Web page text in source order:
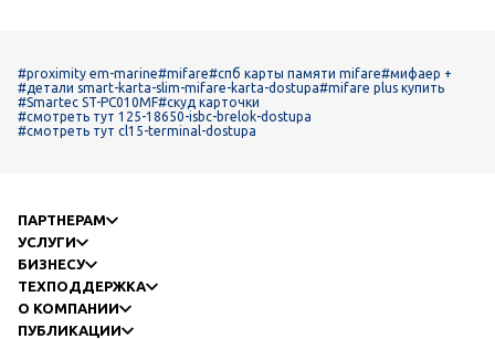
#proximity em-marine#mifare#спб карты памяти mifare#мифаер +
#детали smart-karta-slim-mifare-karta-dostupa#mifare plus купить
#Smartec ST-PC010MF#скуд карточки
#смотреть тут 125-18650-isbc-brelok-dostupa
#смотреть тут cl15-terminal-dostupa
ПАРТНЕРАМ
УСЛУГИ
БИЗНЕСУ
ТЕХПОДДЕРЖКА
О КОМПАНИИ
ПУБЛИКАЦИИ